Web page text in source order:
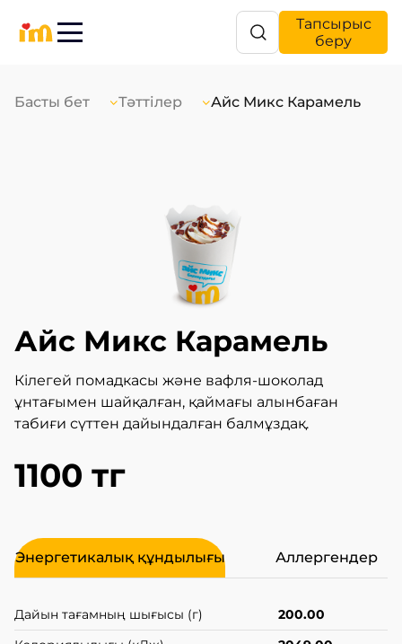
Тапсырыс
беру
Басты бет Тәттілер Айс Микс Карамель
Айс Микс Карамель
Кілегей помадкасы және вафля-шоколад
ұнтағымен шайқалған, қаймағы алынбаған
табиғи сүттен дайындалған балмұздақ.
1100 тг
Энергетикалық құндылығы Аллергендер
Дайын тағамның шығысы (г)
200.00